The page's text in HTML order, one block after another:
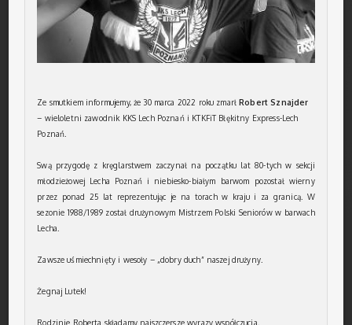
Ze smutkiem informujemy, że 30 marca 2022 roku zmarł Robert Sznajder
– wieloletni zawodnik KKS Lech Poznań i KTKFiT Błękitny Express-Lech
Poznań.
Swą przygodę z kręglarstwem zaczynał na początku lat 80-tych w sekcji
młodzieżowej Lecha Poznań i niebiesko-białym barwom pozostał wierny
przez ponad 25 lat reprezentując je na torach w kraju i za granicą. W
sezonie 1988/1989 został drużynowym Mistrzem Polski Seniorów w barwach
Lecha.
Zawsze uśmiechnięty i wesoły – „dobry duch” naszej drużyny.
Żegnaj Lutek!
Rodzinie Roberta składamy najszczersze wyrazy współczucia.